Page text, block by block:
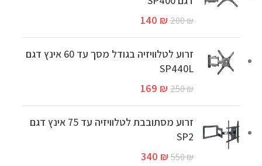
200₪
140 ₪
זרוע לטלוויזיה בגודל מסך עד 60 אינץ דגם
SP440L
250₪
169 ₪
זרוע מסתובבת לטלוויזיה עד 75 אינץ דגם
SP2
550₪
340 ₪